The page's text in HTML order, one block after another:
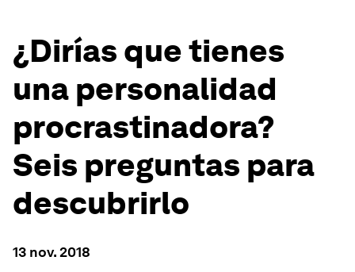
¿Dirías que tienes
una personalidad
procrastinadora?
Seis preguntas para
descubrirlo
13 nov. 2018